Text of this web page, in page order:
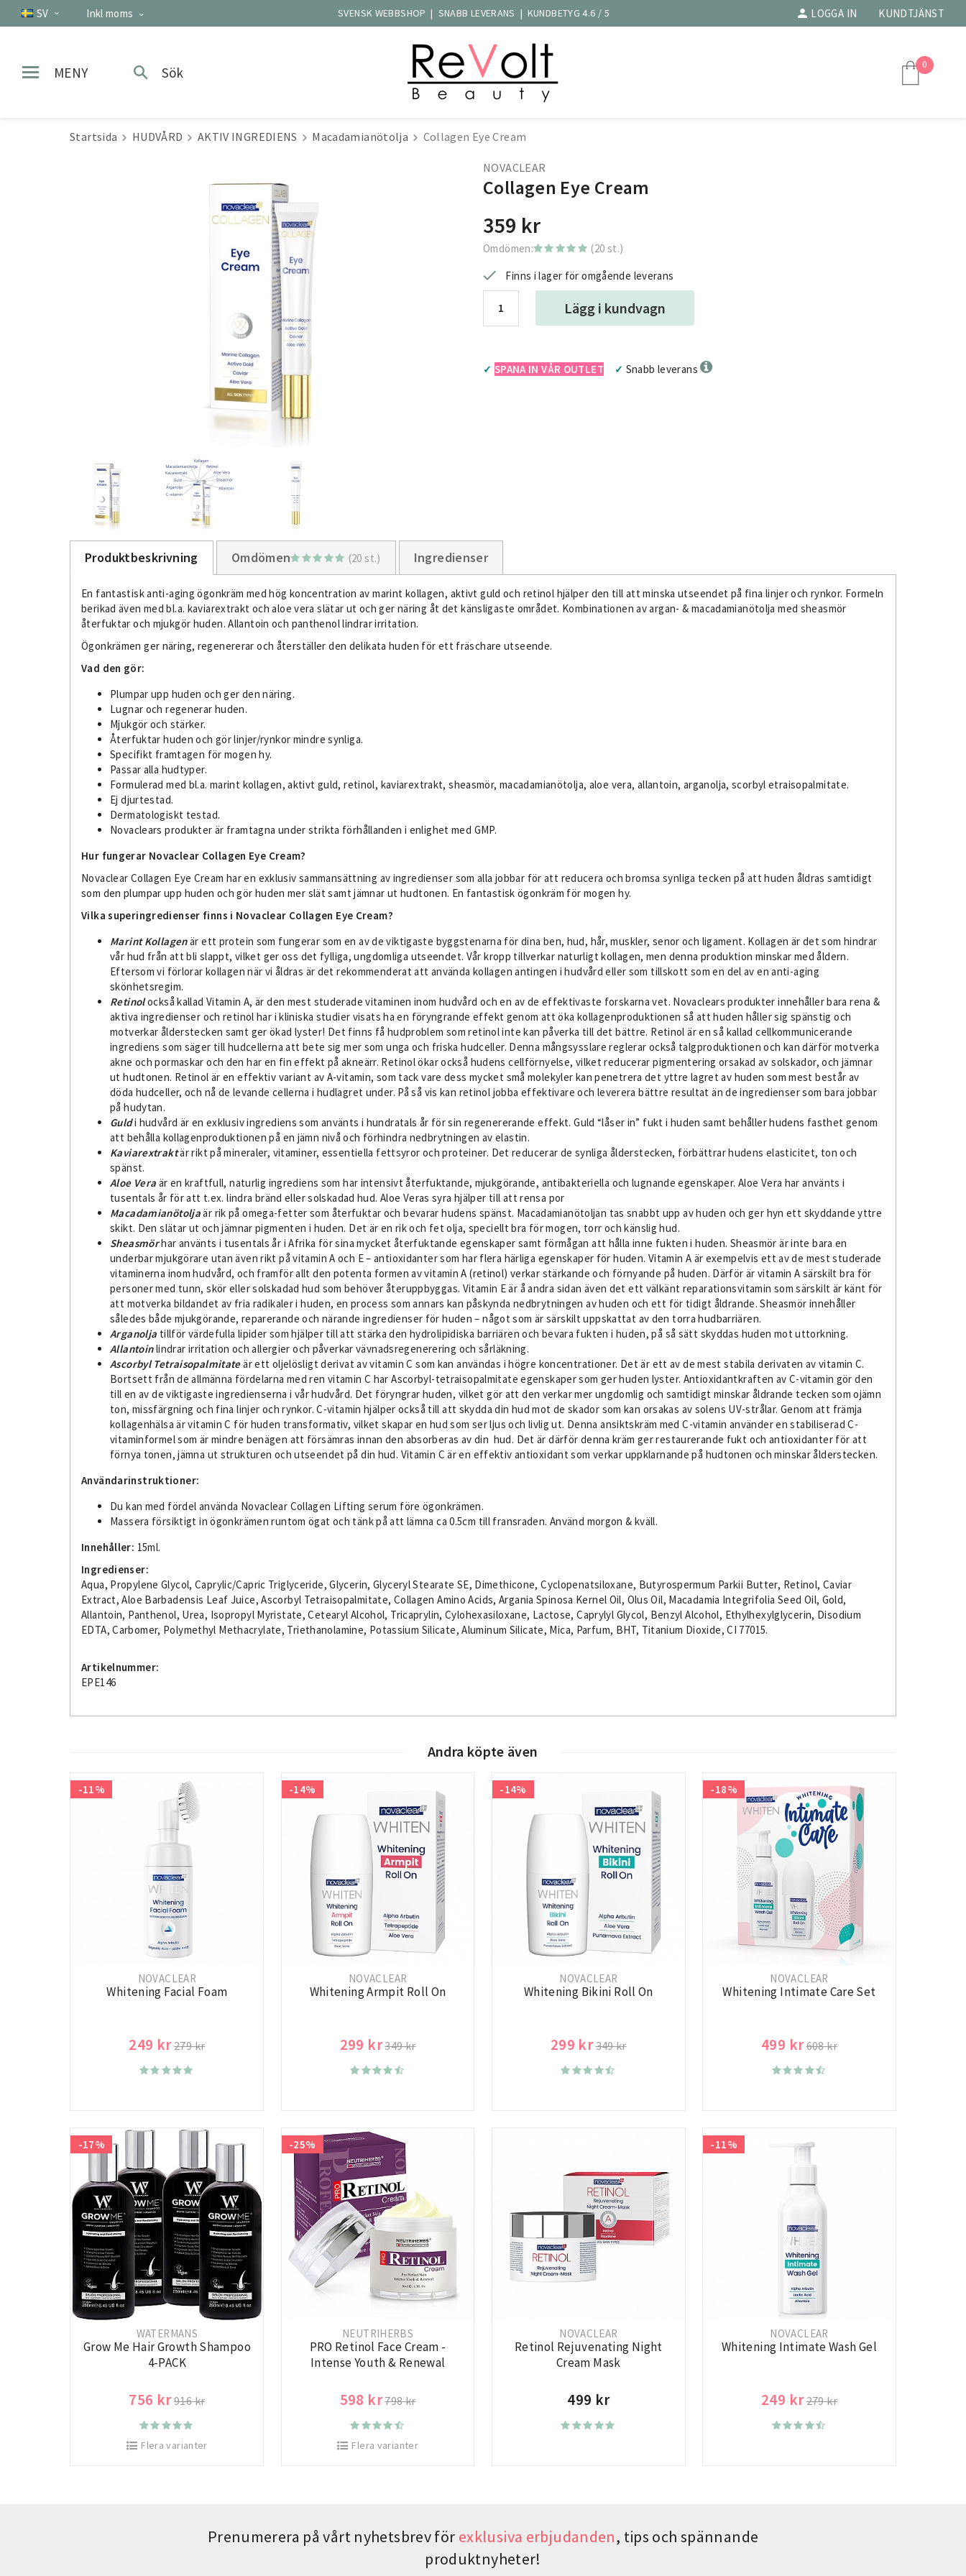
SV Inkl moms LOGGA IN KUNDTJÄNST
SVENSK WEBBSHOP | SNABB LEVERANS | KUNDBETYG 4.6 / 5
MENY Sök 0
Startsida HUDVÅRD AKTIV INGREDIENS Macadamianötolja Collagen Eye Cream
NOVACLEAR
Collagen Eye Cream
359 kr
Omdömen:
(20 st.)
Finns i lager för omgående leverans
Lägg i kundvagn
✓ SPANA IN VÅR OUTLET ✓ Snabb leverans
Produktbeskrivning Omdömen (20 st.) Ingredienser
En fantastisk anti-aging ögonkräm med hög koncentration av marint kollagen, aktivt guld och retinol hjälper den till att minska utseendet på fina linjer och rynkor. Formeln
berikad även med bl.a. kaviarextrakt och aloe vera slätar ut och ger näring åt det känsligaste området. Kombinationen av argan- & macadamianötolja med sheasmör
återfuktar och mjukgör huden. Allantoin och panthenol lindrar irritation.
Ögonkrämen ger näring, regenererar och återställer den delikata huden för ett fräschare utseende.
Vad den gör:
Plumpar upp huden och ger den näring.
Lugnar och regenerar huden.
Mjukgör och stärker.
Återfuktar huden och gör linjer/rynkor mindre synliga.
Specifikt framtagen för mogen hy.
Passar alla hudtyper.
Formulerad med bl.a. marint kollagen, aktivt guld, retinol, kaviarextrakt, sheasmör, macadamianötolja, aloe vera, allantoin, arganolja, scorbyl etraisopalmitate.
Ej djurtestad.
Dermatologiskt testad.
Novaclears produkter är framtagna under strikta förhållanden i enlighet med GMP.
Hur fungerar Novaclear Collagen Eye Cream?
Novaclear Collagen Eye Cream har en exklusiv sammansättning av ingredienser som alla jobbar för att reducera och bromsa synliga tecken på att huden åldras samtidigt
som den plumpar upp huden och gör huden mer slät samt jämnar ut hudtonen. En fantastisk ögonkräm för mogen hy.
Vilka superingredienser finns i Novaclear Collagen Eye Cream?
Marint Kollagenär ett protein som fungerar som en av de viktigaste byggstenarna för dina ben, hud, hår, muskler, senor och ligament. Kollagen är det som hindrar
vår hud från att bli slappt, vilket ger oss det fylliga, ungdomliga utseendet. Vår kropp tillverkar naturligt kollagen, men denna produktion minskar med åldern.
Eftersom vi förlorar kollagen när vi åldras är det rekommenderat att använda kollagen antingen i hudvård eller som tillskott som en del av en anti-aging
skönhetsregim.
Retinolockså kallad Vitamin A, är den mest studerade vitaminen inom hudvård och en av de effektivaste forskarna vet. Novaclears produkter innehåller bara rena &
aktiva ingredienser och retinol har i kliniska studier visats ha en föryngrande effekt genom att öka kollagenproduktionen så att huden håller sig spänstig och
motverkar ålderstecken samt ger ökad lyster! Det finns få hudproblem som retinol inte kan påverka till det bättre. Retinol är en så kallad cellkommunicerande
ingrediens som säger till hudcellerna att bete sig mer som unga och friska hudceller. Denna mångsysslare reglerar också talgproduktionen och kan därför motverka
akne och pormaskar och den har en fin effekt på akneärr. Retinol ökar också hudens cellförnyelse, vilket reducerar pigmentering orsakad av solskador, och jämnar
ut hudtonen. Retinol är en effektiv variant av A-vitamin, som tack vare dess mycket små molekyler kan penetrera det yttre lagret av huden som mest består av
döda hudceller, och nå de levande cellerna i hudlagret under. På så vis kan retinol jobba effektivare och leverera bättre resultat än de ingredienser som bara jobbar
på hudytan.
Guldi hudvård är en exklusiv ingrediens som använts i hundratals år för sin regenererande effekt. Guld “låser in” fukt i huden samt behåller hudens fasthet genom
att behålla kollagenproduktionen på en jämn nivå och förhindra nedbrytningen av elastin.
Kaviarextraktär rikt på mineraler, vitaminer, essentiella fettsyror och proteiner. Det reducerar de synliga ålderstecken, förbättrar hudens elasticitet, ton och
spänst.
Aloe Vera är en kraftfull, naturlig ingrediens som har intensivt återfuktande, mjukgörande, antibakteriella och lugnande egenskaper. Aloe Vera har använts i
tusentals år för att t.ex. lindra bränd eller solskadad hud. Aloe Veras syra hjälper till att rensa por
Macadamianötoljaär rik på omega-fetter som återfuktar och bevarar hudens spänst. Macadamianötoljan tas snabbt upp av huden och ger hyn ett skyddande yttre
skikt. Den slätar ut och jämnar pigmenten i huden. Det är en rik och fet olja, speciellt bra för mogen, torr och känslig hud.
Sheasmörhar använts i tusentals år i Afrika för sina mycket återfuktande egenskaper samt förmågan att hålla inne fukten i huden. Sheasmör är inte bara en
underbar mjukgörare utan även rikt på vitamin A och E – antioxidanter som har flera härliga egenskaper för huden. Vitamin A är exempelvis ett av de mest studerade
vitaminerna inom hudvård, och framför allt den potenta formen av vitamin A (retinol) verkar stärkande och förnyande på huden. Därför är vitamin A särskilt bra för
personer med tunn, skör eller solskadad hud som behöver återuppbyggas. Vitamin E är å andra sidan även det ett välkänt reparationsvitamin som särskilt är känt för
att motverka bildandet av fria radikaler i huden, en process som annars kan påskynda nedbrytningen av huden och ett för tidigt åldrande. Sheasmör innehåller
således både mjukgörande, reparerande och närande ingredienser för huden – något som är särskilt uppskattat av den torra hudbarriären.
Arganolja tillför värdefulla lipider som hjälper till att stärka den hydrolipidiska barriären och bevara fukten i huden, på så sätt skyddas huden mot uttorkning.
Allantoinlindrar irritation och allergier och påverkar vävnadsregenerering och sårläkning.
Ascorbyl Tetraisopalmitateär ett oljelösligt derivat av vitamin C som kan användas i högre koncentrationer. Det är ett av de mest stabila derivaten av vitamin C.
Bortsett från de allmänna fördelarna med ren vitamin C har Ascorbyl-tetraisopalmitate egenskaper som ger huden lyster. Antioxidantkraften av C-vitamin gör den
till en av de viktigaste ingredienserna i vår hudvård. Det föryngrar huden, vilket gör att den verkar mer ungdomlig och samtidigt minskar åldrande tecken som ojämn
ton, missfärgning och fina linjer och rynkor. C-vitamin hjälper också till att skydda din hud mot de skador som kan orsakas av solens UV-strålar. Genom att främja
kollagenhälsa är vitamin C för huden transformativ, vilket skapar en hud som ser ljus och livlig ut. Denna ansiktskräm med C-vitamin använder en stabiliserad C-
vitaminformel som är mindre benägen att försämras innan den absorberas av din hud. Det är därför denna kräm ger restaurerande fukt och antioxidanter för att
förnya tonen, jämna ut strukturen och utseendet på din hud. Vitamin C är en effektiv antioxidant som verkar uppklarnande på hudtonen och minskar ålderstecken.
Användarinstruktioner:
Du kan med fördel använda Novaclear Collagen Lifting serum före ögonkrämen.
Massera försiktigt in ögonkrämen runtom ögat och tänk på att lämna ca 0.5cm till fransraden. Använd morgon & kväll.
Innehåller: 15ml.
Ingredienser:
Aqua, Propylene Glycol, Caprylic/Capric Triglyceride, Glycerin, Glyceryl Stearate SE, Dimethicone, Cyclopenatsiloxane, Butyrospermum Parkii Butter, Retinol, Caviar
Extract, Aloe Barbadensis Leaf Juice, Ascorbyl Tetraisopalmitate, Collagen Amino Acids, Argania Spinosa Kernel Oil, Olus Oil, Macadamia Integrifolia Seed Oil, Gold,
Allantoin, Panthenol, Urea, Isopropyl Myristate, Cetearyl Alcohol, Tricaprylin, Cylohexasiloxane, Lactose, Caprylyl Glycol, Benzyl Alcohol, Ethylhexylglycerin, Disodium
EDTA, Carbomer, Polymethyl Methacrylate, Triethanolamine, Potassium Silicate, Aluminum Silicate, Mica, Parfum, BHT, Titanium Dioxide, CI 77015.
Artikelnummer:
EPE146
Andra köpte även
-11%
NOVACLEAR
Whitening Facial Foam
249 kr279 kr
-14%
NOVACLEAR
Whitening Armpit Roll On
299 kr349 kr
-14%
NOVACLEAR
Whitening Bikini Roll On
299 kr349 kr
-18%
NOVACLEAR
Whitening Intimate Care Set
499 kr608 kr
-17%
WATERMANS
Grow Me Hair Growth Shampoo
4-PACK
756 kr916 kr
Flera varianter
-25%
NEUTRIHERBS
PRO Retinol Face Cream -
Intense Youth & Renewal
598 kr798 kr
Flera varianter
NOVACLEAR
Retinol Rejuvenating Night
Cream Mask
499 kr
-11%
NOVACLEAR
Whitening Intimate Wash Gel
249 kr279 kr
Prenumerera på vårt nyhetsbrev för exklusiva erbjudanden, tips och spännande
produktnyheter!